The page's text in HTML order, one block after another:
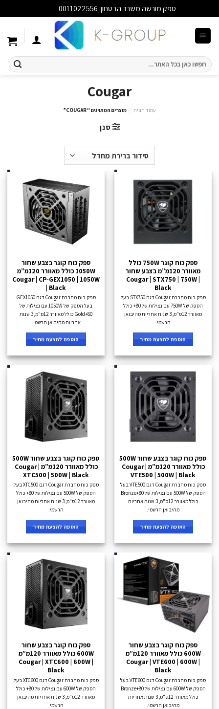
ספק מורשה משרד הבטחון: 0011022556
חיפוש
עבור:
Cougar
עמוד הבית / מוצרים המתויגים “COUGAR”
סנן
ספק כוח קוגר 750W כולל
מאוורר 120מ”מ בצבע שחור
Cougar | STX750 | 750W |
Black
ספק כוח מחברת Cougar דגם STX750 בעל
הספק של 750W עם נצילות של 80+ כולל
מאוורר 12ס"מ, 3 שנות אחריות מהיבואן
הרשמי.
הוספה להצעת מחיר
ספק כוח קוגר בצבע שחור
1050W כולל מאוורר 120מ”מ
Cougar | CP-GEX1050 | 1050W
| Black
ספק כוח מחברת Cougar דגם GEX1050
בעל הספק של 1050W עם נצילות של
80+Gold כולל מאוורר 12ס"מ, 3 שנות
אחריות מהיבואן הרשמי.
הוספה להצעת מחיר
ספק כוח קוגר בצבע שחור 500W
כולל מאוורר 120מ”מ Cougar |
VTE500 | 500W | Black
ספק כוח מחברת Cougar דגם VTE500 בעל
הספק של 500W עם נצילות של 80+Bronze
כולל מאוורר 12ס"מ, 3 שנות אחריות
מהיבואן הרשמי.
הוספה להצעת מחיר
ספק כוח קוגר בצבע שחור 500W
כולל מאוורר 120מ”מ Cougar |
XTC500 | 500W | Black
ספק כוח מחברת Cougar דגם XTC500 בעל
הספק של 500W עם נצילות של 80+ כולל
מאוורר 12ס"מ, 3 שנות אחריות מהיבואן
הרשמי.
הוספה להצעת מחיר
ספק כוח קוגר בצבע שחור
600W כולל מאוורר 120מ”מ
Cougar | VTE600 | 600W |
Black
ספק כוח מחברת Cougar דגם VTE600 בעל
הספק של 600W עם נצילות של 80+Bronze
כולל מאוורר 12ס"מ, 3 שנות אחריות
מהיבואן הרשמי.
ספק כוח קוגר בצבע שחור
600W כולל מאוורר 120מ”מ
Cougar | XTC600 | 600W |
Black
ספק כוח מחברת Cougar דגם XTC600 בעל
הספק של 600W עם נצילות של 80+ כולל
מאוורר 12ס"מ, 3 שנות אחריות מהיבואן
הרשמי.